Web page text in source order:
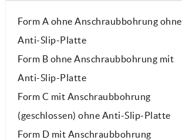
Form A ohne Anschraubbohrung ohne
Anti-Slip-Platte
Form B ohne Anschraubbohrung mit
Anti-Slip-Platte
Form C mit Anschraubbohrung
(geschlossen) ohne Anti-Slip-Platte
Form D mit Anschraubbohrung